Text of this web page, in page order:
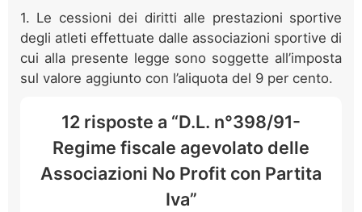
1. Le cessioni dei diritti alle prestazioni sportive
degli atleti effettuate dalle associazioni sportive di
cui alla presente legge sono soggette all’imposta
sul valore aggiunto con l’aliquota del 9 per cento.
12 risposte a “D.L. n°398/91-
Regime fiscale agevolato delle
Associazioni No Profit con Partita
Iva”